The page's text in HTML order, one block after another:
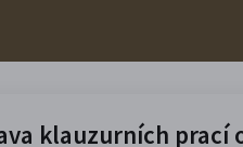
klauzurních prací